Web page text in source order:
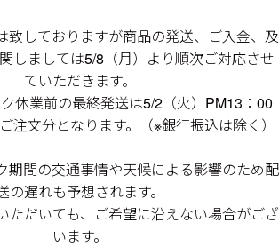
致しておりますが商品の発送、ご入金、及
しましては5/8（月）より順次ご対応させ
ていただきます。
休業前の最終発送は5/2（火）PM13：00
注文分となります。（※銀行振込は除く）
期間の交通事情や天候による影響のため配
の遅れも予想されます。
ただいても、ご希望に沿えない場合がござ
います。